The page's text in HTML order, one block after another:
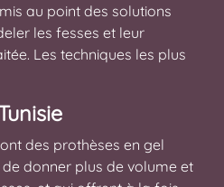
au point des solutions
les fesses et leur
Les techniques les plus
des prothèses en gel
donner plus de volume et